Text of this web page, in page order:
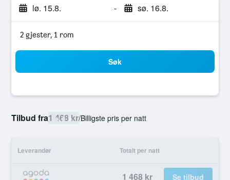
lø. 15.8. - sø. 16.8.
2 gjester, 1 rom
Søk
Tilbud fra1 468 kr/Billigste pris per natt
Leverandør Totalt per natt
1 468 kr Se tilbud